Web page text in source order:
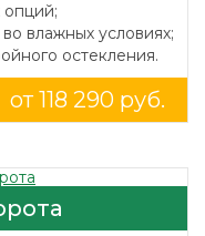
влажных условиях;
остекления.
от 118 290 руб.